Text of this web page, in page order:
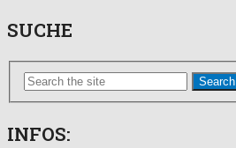
SUCHE
Search
INFOS: